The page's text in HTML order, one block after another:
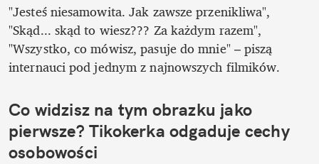
"Jesteś niesamowita. Jak zawsze przenikliwa",
"Skąd... skąd to wiesz??? Za każdym razem",
"Wszystko, co mówisz, pasuje do mnie" – piszą
internauci pod jednym z najnowszych filmików.
Co widzisz na tym obrazku jako
pierwsze? Tikokerka odgaduje cechy
osobowości